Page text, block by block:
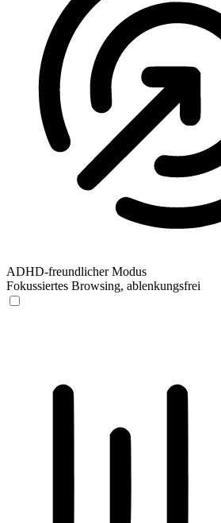
ADHD-freundlicher Modus
Fokussiertes Browsing, ablenkungsfrei